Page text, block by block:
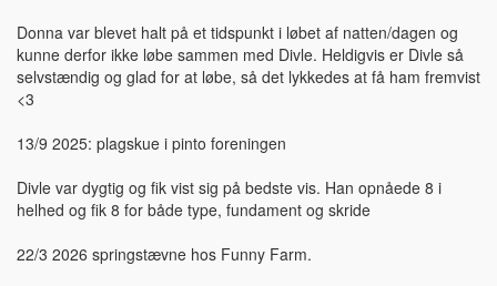
Donna var blevet halt på et tidspunkt i løbet af natten/dagen og
kunne derfor ikke løbe sammen med Divle. Heldigvis er Divle så
selvstændig og glad for at løbe, så det lykkedes at få ham fremvist
<3
13/9 2025: plagskue i pinto foreningen
Divle var dygtig og fik vist sig på bedste vis. Han opnåede 8 i
helhed og fik 8 for både type, fundament og skride
22/3 2026 springstævne hos Funny Farm.